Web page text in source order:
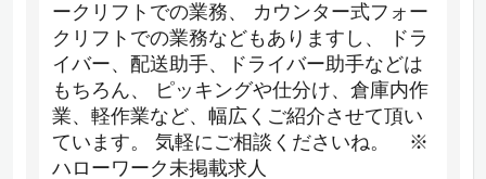
ークリフトでの業務、 カウンター式フォー
クリフトでの業務などもありますし、 ドラ
イバー、配送助手、ドライバー助手などは
もちろん、 ピッキングや仕分け、倉庫内作
業、軽作業など、幅広くご紹介させて頂い
ています。 気軽にご相談くださいね。 ※
ハローワーク未掲載求人